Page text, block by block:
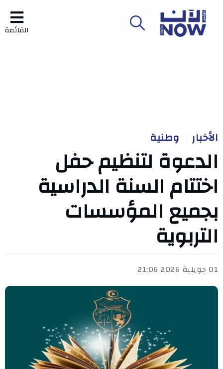
القائمة
الأخبار وطنية
الدعوة لتنظيم حفل
اختتام السنة الدراسية
بجميع المؤسسات
التربوية
01 جويلية 2026 21:06